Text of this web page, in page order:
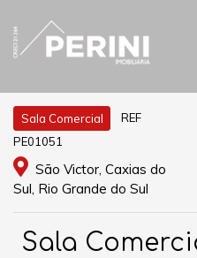
Sala Comercial
REF
PE01051
São Victor, Caxias do
Sul, Rio Grande do Sul
Sala